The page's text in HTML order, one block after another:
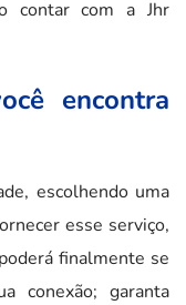
contar com a Jhr
encontra
escolhendo uma
esse serviço,
finalmente se
conexão; garanta